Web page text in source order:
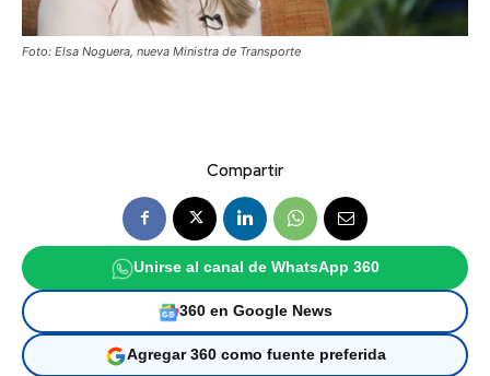
Foto: Elsa Noguera, nueva Ministra de Transporte
Compartir
Unirse al canal de WhatsApp 360
360 en Google News
Agregar 360 como fuente preferida